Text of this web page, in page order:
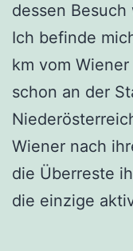
dessen
Ich befinde
km vom
schon an der
Wiener nach
die Überreste
die einzige